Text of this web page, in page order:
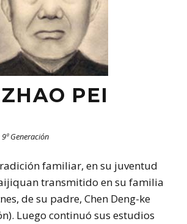
PEI
9ª Generación
familiar, en su juventud
transmitido en su familia
de su padre, Chen Deng-ke
Luego continuó sus estudios